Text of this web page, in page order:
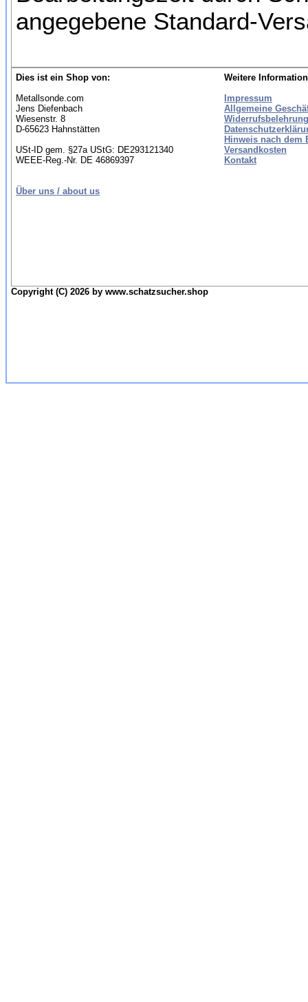
angegebene Standard-
Dies ist ein Shop von:
Metallsonde.com
Jens Diefenbach
Wiesenstr. 8
D-65623 Hahnstätten
USt-ID gem. §27a UStG: DE293121340
WEEE-Reg.-Nr. DE 46869397
Über uns / about us
Weitere
Impressum
Allgemeine
Hinweis nach dem
Versandkosten
Kontakt
Copyright (C) 2026 by www.schatzsucher.shop